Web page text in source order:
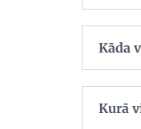
Kāda
Kurā